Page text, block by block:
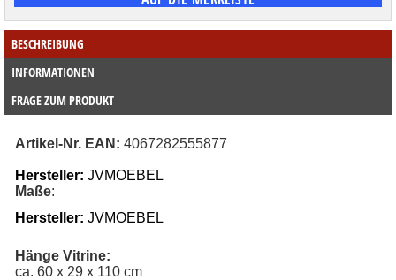
BESCHREIBUNG
INFORMATIONEN
FRAGE ZUM PRODUKT
Artikel-Nr. EAN: 4067282555877
Hersteller: JVMOEBEL
Maße:
Hersteller: JVMOEBEL
Hänge Vitrine:
ca. 60 x 29 x 110 cm